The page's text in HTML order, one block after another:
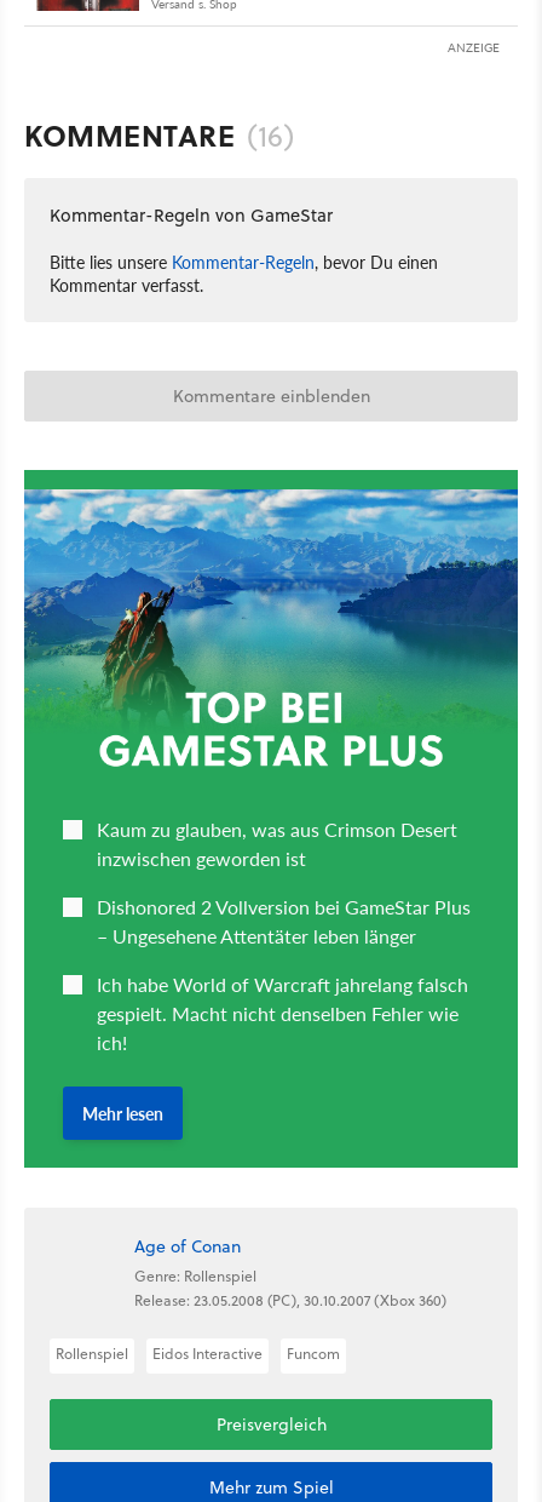
Versand s. Shop
ANZEIGE
KOMMENTARE (16)
Kommentar-Regeln von GameStar
Bitte lies unsere Kommentar-Regeln, bevor Du einen
Kommentar verfasst.
Kommentare einblenden
Age of Conan
Genre: Rollenspiel
Release: 23.05.2008 (PC), 30.10.2007 (Xbox 360)
Rollenspiel Eidos Interactive Funcom
Preisvergleich
Mehr zum Spiel